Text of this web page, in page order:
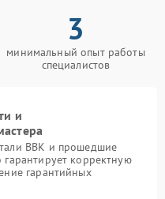
3
минимальный опыт работы
специалистов
и
BBK и прошедшие
корректную
гарантийных